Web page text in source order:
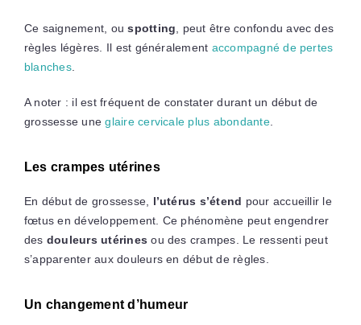
Ce saignement, ouspotting , peut être confondu avec des
règles légères. Il est généralement accompagné de pertes
blanches.
A noter : il est fréquent de constater durant un début de
grossesse uneglaire cervicale plus abondante.
Les crampes utérines
En début de grossesse, l’utérus s’étend pour accueillir le
fœtus en développement. Ce phénomène peut engendrer
des douleurs utérines ou des crampes. Le ressenti peut
s’apparenter aux douleurs en début de règles.
Un changement d’humeur